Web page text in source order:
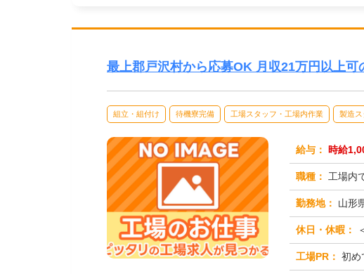
最上郡戸沢村から応募OK 月収21万円以上可
組立・組付け 待機寮完備 工場スタッフ・工場内作業 製造ス
給与： 時給
職種： 工場内
勤務地： 山形
休日・休暇：
工場PR： 初めての